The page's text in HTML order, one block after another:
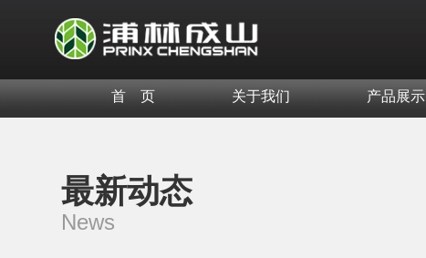
首 页 关于我们 产品展示
最新动态
News